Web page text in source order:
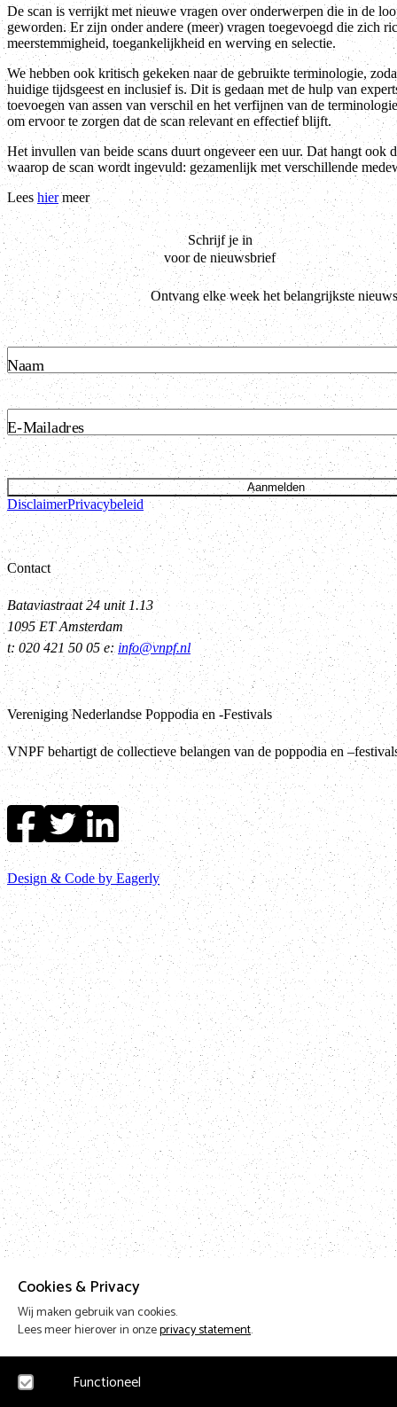
Cookies & Privacy
Wij maken gebruik van cookies.
Lees meer hierover in onzeprivacy statement.
Functioneel
De scan is verrijkt met nieuwe vragen over onderwerpen die in de
geworden. Er zijn onder andere (meer) vragen toegevoegd die zich
meerstemmigheid, toegankelijkheid en werving en selectie.
We hebben ook kritisch gekeken naar de gebruikte terminologie,
huidige tijdsgeest en inclusief is. Dit is gedaan met de hulp van
toevoegen van assen van verschil en het verfijnen van de
om ervoor te zorgen dat de scan relevant en effectief blijft.
Het invullen van beide scans duurt ongeveer een uur. Dat hangt ook
waarop de scan wordt ingevuld: gezamenlijk met verschillende
Leeshiermeer
Schrijf je in
voor de nieuwsbrief
Ontvang elke week het belangrijkste
Naam
E-Mailadres
Aanmelden
DisclaimerPrivacybeleid
Contact
Bataviastraat 24 unit 1.13
1095 ET Amsterdam
t: 020 421 50 05 e: info@vnpf.nl
Vereniging Nederlandse Poppodia en -Festivals
VNPF behartigt de collectieve belangen van de poppodia en
Design & Code by Eagerly